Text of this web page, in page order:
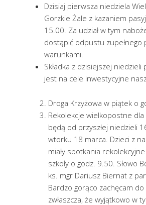
Dzisiaj pierwsza niedziela
Gorzkie Żale z kazaniem
15.00. Za udział w tym
dostąpić odpustu zupełnego
warunkami.
Składka z dzisiejszej niedzieli
jest na cele inwestycyjne
Droga Krzyżowa w piątek o
Rekolekcje wielkopostne
będą od przyszłej niedzieli
wtorku 18 marca. Dzieci z
miały spotkania
szkoły o godz. 9.50. Słowo
ks. mgr Dariusz Biernat z
Bardzo gorąco zachęcam do
zwłaszcza, że wyjątkowo w